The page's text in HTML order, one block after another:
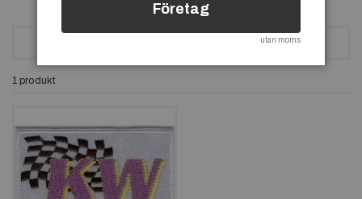
1 produkt
Företag
utan moms